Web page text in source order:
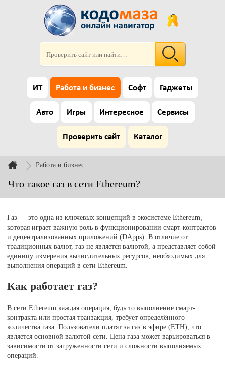
ИТ Работа и бизнес Софт Гаджеты
Авто Игры Интересное Сервисы
Проверить сайт Каталог
Работа и бизнес
Что такое газ в сети Ethereum?
Газ — это одна из ключевых концепций в экосистеме Ethereum,
которая играет важную роль в функционировании смарт-контрактов
и децентрализованных приложений (DApps). В отличие от
традиционных валют, газ не является валютой, а представляет собой
единицу измерения вычислительных ресурсов, необходимых для
выполнения операций в сети Ethereum.
Как работает газ?
В сети Ethereum каждая операция, будь то выполнение смарт-
контракта или простая транзакция, требует определённого
количества газа. Пользователи платят за газ в эфире (ETH), что
является основной валютой сети. Цена газа может варьироваться в
зависимости от загруженности сети и сложности выполняемых
операций.